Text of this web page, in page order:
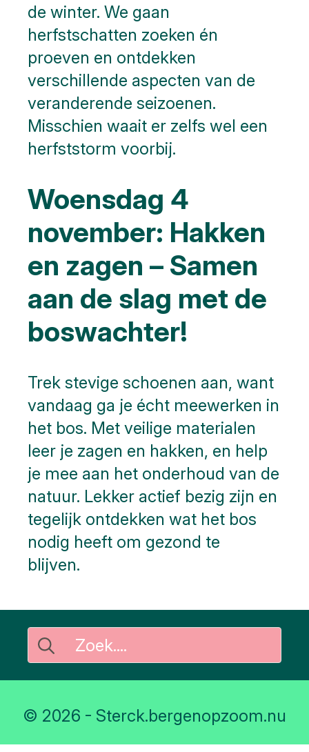
de winter. We gaan
herfstschatten zoeken én
proeven en ontdekken
verschillende aspecten van de
veranderende seizoenen.
Misschien waait er zelfs wel een
herfststorm voorbij.
Woensdag 4
november: Hakken
en zagen – Samen
aan de slag met de
boswachter!
Trek stevige schoenen aan, want
vandaag ga je écht meewerken in
het bos. Met veilige materialen
leer je zagen en hakken, en help
je mee aan het onderhoud van de
natuur. Lekker actief bezig zijn en
tegelijk ontdekken wat het bos
nodig heeft om gezond te
blijven.
Search
for:
© 2026 - Sterck.bergenopzoom.nu